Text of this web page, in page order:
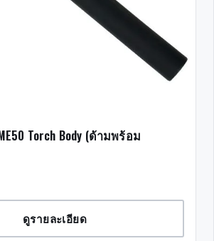
Torch Body (ด้ามพร้อม
ดูรายละเอียด